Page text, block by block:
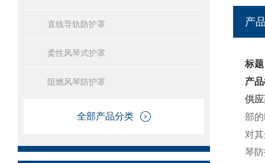
直线导轨防护罩
柔性风琴式护罩
阻燃风琴防护罩
全部产品分类
产
标
产
供
部
对
琴